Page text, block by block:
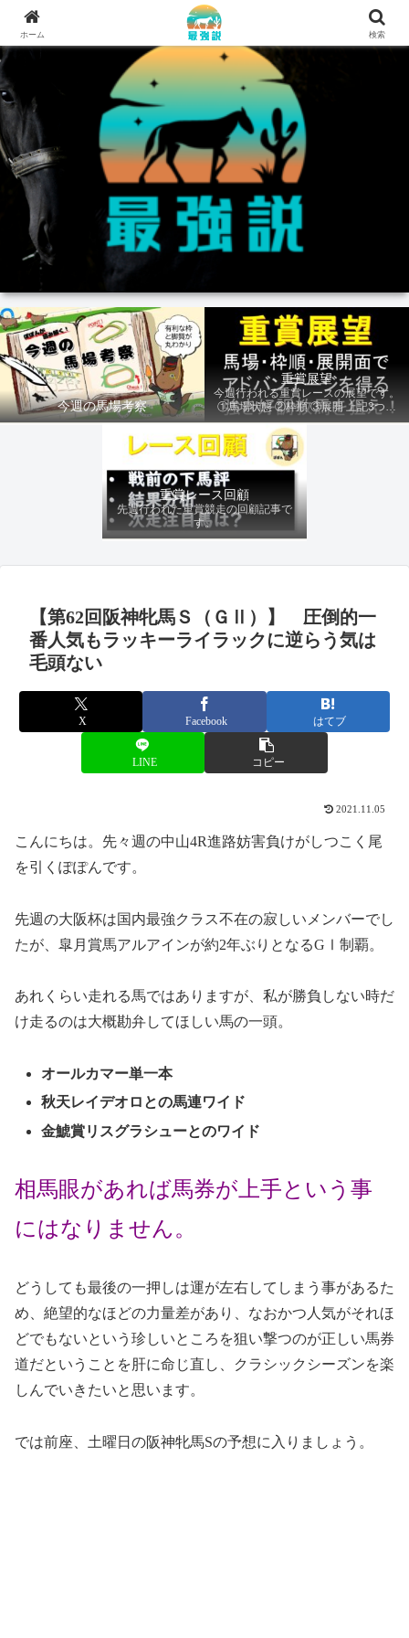
今週の馬場考察
重賞展望
今週行われる重賞レースの展望です。
①馬場状態 ②枠順 ③展開 上記3つの
ファクターから有利にレースを運べる
馬を導き、追い切りの動きを加味して
最終評価を下します。
重賞レース回顧
先週行われた重賞競走の回顧記事で
す。
【第62回阪神牝馬Ｓ（ＧⅡ）】 圧倒的一
番人気もラッキーライラックに逆らう気は
毛頭ない
X Facebook はてブ
LINE コピー
2021.11.05
こんにちは。先々週の中山4R進路妨害負けがしつこく尾
を引くぽぽんです。
先週の大阪杯は国内最強クラス不在の寂しいメンバーでし
たが、皐月賞馬アルアインが約2年ぶりとなるGⅠ制覇。
あれくらい走れる馬ではありますが、私が勝負しない時だ
け走るのは大概勘弁してほしい馬の一頭。
オールカマー単一本
秋天レイデオロとの馬連ワイド
金鯱賞リスグラシューとのワイド
相馬眼があれば馬券が上手という事
にはなりません。
どうしても最後の一押しは運が左右してしまう事があるた
め、絶望的なほどの力量差があり、なおかつ人気がそれほ
どでもないという珍しいところを狙い撃つのが正しい馬券
道だということを肝に命じ直し、クラシックシーズンを楽
しんでいきたいと思います。
では前座、土曜日の阪神牝馬Sの予想に入りましょう。
ホーム 検索